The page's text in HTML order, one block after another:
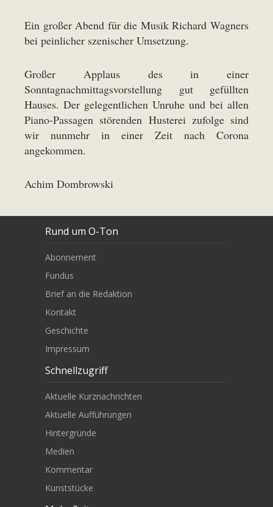
Ein großer Abend für die Musik Richard Wagners
bei peinlicher szenischer Umsetzung.
Großer Applaus des in einer
Sonntagnachmittagsvorstellung gut gefüllten
Hauses. Der gelegentlichen Unruhe und bei allen
Piano-Passagen störenden Husterei zufolge sind
wir nunmehr in einer Zeit nach Corona
angekommen.
Achim Dombrowski
Rund um O-Ton
Abonnement
Fundus
Brief an die Redaktion
Kontakt
Geschichte
Impressum
Schnellzugriff
Aktuelle Kurznachrichten
Aktuelle Aufführungen
Hintergründe
Medien
Kommentar
Kunststücke